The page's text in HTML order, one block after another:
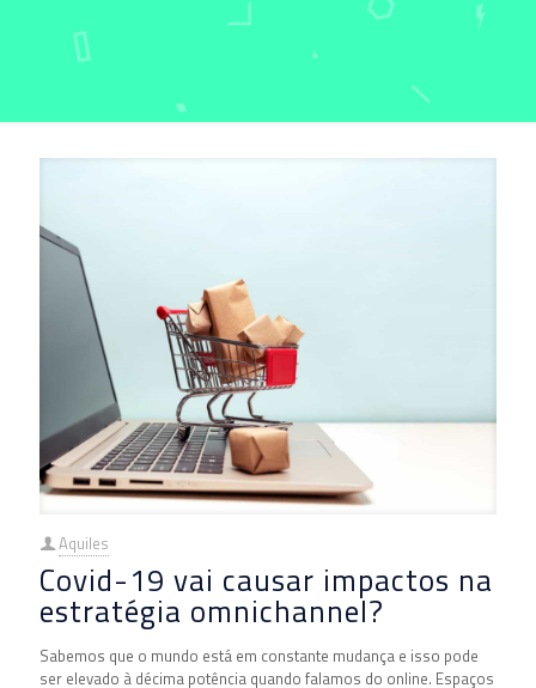
Aquiles
Covid-19 vai causar impactos na
estratégia omnichannel?
Sabemos que o mundo está em constante mudança e isso pode
ser elevado à décima potência quando falamos do online. Espaços